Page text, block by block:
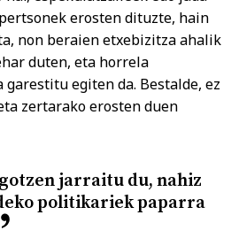
erosten dituzte, hain
non beraien etxebizitza ahalik
duten, eta horrela
egiten da. Bestalde, ez
zertarako erosten duen
jarraitu du, nahiz
politikariek paparra